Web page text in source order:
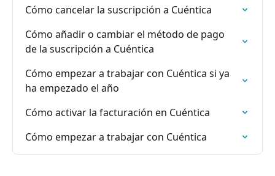
Cómo cancelar la suscripción a Cuéntica
Cómo añadir o cambiar el método de pago
de la suscripción a Cuéntica
Cómo empezar a trabajar con Cuéntica si ya
ha empezado el año
Cómo activar la facturación en Cuéntica
Cómo empezar a trabajar con Cuéntica